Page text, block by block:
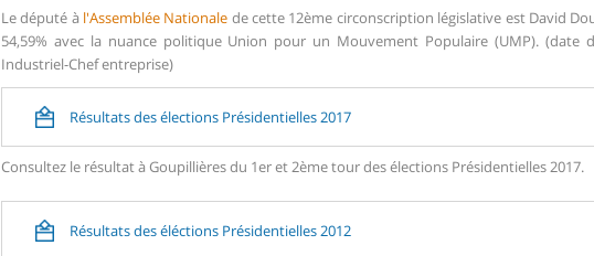
Le député à l'Assemblée Nationale de cette 12ème circonscription législative est David
54,59% avec la nuance politique Union pour un Mouvement Populaire (UMP). (date
Industriel-Chef entreprise)
Résultats des élections Présidentielles 2017
Consultez le résultat à Goupillières du 1er et 2ème tour des élections Présidentielles 2017.
Résultats des éléctions Présidentielles 2012